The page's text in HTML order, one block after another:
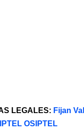
LEGALES: Fijan
OSIPTEL